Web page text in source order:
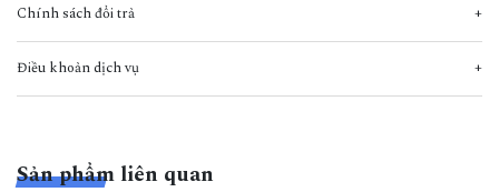
Chính sách đổi trả
Điều khoản dịch vụ
Sản phẩm liên quan